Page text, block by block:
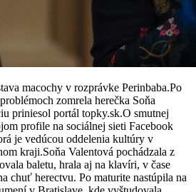
macochy v rozprávke Perinbaba.Po
zomrela herečka Soňa
priniesol portál topky.sk.O smutnej
profile na sociálnej sieti Facebook
je vedúcou oddelenia kultúry v
kraji.Soňa Valentová pochádzala z
baletu, hrala aj na klavíri, v čase
chuť herectvu. Po maturite nastúpila na